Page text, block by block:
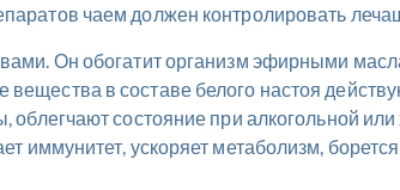
чаем должен контролировать
Он обогатит организм эфирными
в составе белого настоя
состояние при алкогольной
иммунитет, ускоряет метаболизм,